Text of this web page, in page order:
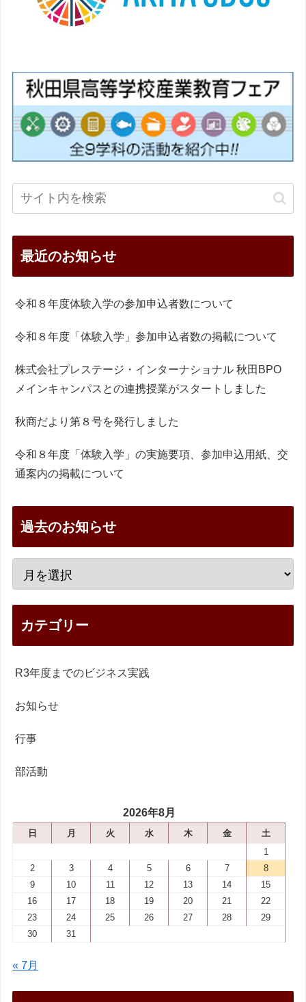
最近のお知らせ
令和８年度体験入学の参加申込者数について
令和８年度「体験入学」参加申込者数の掲載について
株式会社プレステージ・インターナショナル 秋田BPO
メインキャンパスとの連携授業がスタートしました
秋商だより第８号を発行しました
令和８年度「体験入学」の実施要項、参加申込用紙、交
通案内の掲載について
過去のお知らせ
カテゴリー
R3年度までのビジネス実践
お知らせ
行事
部活動
2026年8月
日 月 火 水 木 金
土
1
2
3 4 5 6 7
8
9
10 11 12 13 14
15
16
17 18 19 20 21
22
23
24 25 26 27 28
29
30
31
« 7月